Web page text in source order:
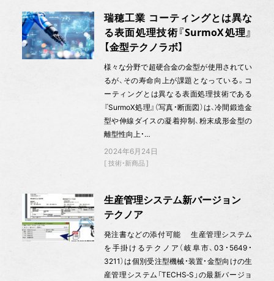
瑞穂工業 コーティングとは異な
る表面処理技術『SurmoX処理』
【金型テクノラボ】
様々な分野で超硬合金の金型が使用されてい
るが、その寿命向上が課題となっている。コ
ーティングとは異なる表面処理技術である
『SurmoX処理』（写真・断面図）は、冷間鍛造金
型や伸線ダイスの凝着抑制、粉末成形金型の
離型性向上・…
2024年6月24日
技術・新商品
生産管理システム新バージョン
テクノア
発注書などの添付可能 生産管理システム
を手掛けるテクノア（岐阜市、03・5649・
3211）は個別受注型機械・装置・金型向けの生
産管理システム「TECHS‐S」の最新バージョ